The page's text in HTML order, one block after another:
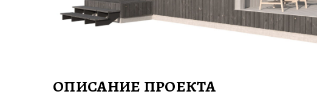
ОПИСАНИЕ ПРОЕКТА